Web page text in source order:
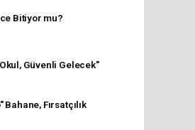
Bitiyor mu?
Güvenli Gelecek"
Bahane, Fırsatçılık